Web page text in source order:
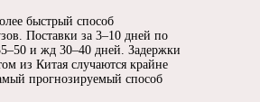
быстрый способ
Поставки за 3–10 дней по
и жд 30–40 дней. Задержки
из Китая случаются крайне
прогнозируемый способ